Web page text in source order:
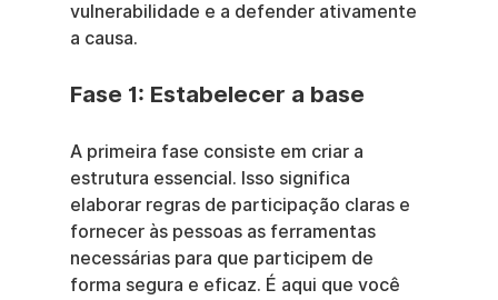
vulnerabilidade e a defender ativamente
a causa.
Fase 1: Estabelecer a base
A primeira fase consiste em criar a
estrutura essencial. Isso significa
elaborar regras de participação claras e
fornecer às pessoas as ferramentas
necessárias para que participem de
forma segura e eficaz. É aqui que você